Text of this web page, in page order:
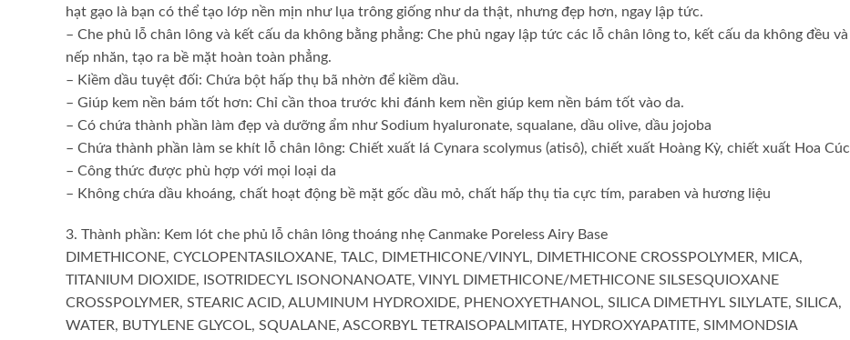
hạt gạo là bạn có thể tạo lớp nền mịn như lụa trông giống như da thật, nhưng đẹp hơn, ngay lập tức.
– Che phủ lỗ chân lông và kết cấu da không bằng phẳng: Che phủ ngay lập tức các lỗ chân lông to, kết cấu da không đều và
nếp nhăn, tạo ra bề mặt hoàn toàn phẳng.
– Kiềm dầu tuyệt đối: Chứa bột hấp thụ bã nhờn để kiềm dầu.
– Giúp kem nền bám tốt hơn: Chỉ cần thoa trước khi đánh kem nền giúp kem nền bám tốt vào da.
– Có chứa thành phần làm đẹp và dưỡng ẩm như Sodium hyaluronate, squalane, dầu olive, dầu jojoba
– Chứa thành phần làm se khít lỗ chân lông: Chiết xuất lá Cynara scolymus (atisô), chiết xuất Hoàng Kỳ, chiết xuất Hoa Cúc
– Công thức được phù hợp với mọi loại da
– Không chứa dầu khoáng, chất hoạt động bề mặt gốc dầu mỏ, chất hấp thụ tia cực tím, paraben và hương liệu
3. Thành phần: Kem lót che phủ lỗ chân lông thoáng nhẹ Canmake Poreless Airy Base
DIMETHICONE, CYCLOPENTASILOXANE, TALC, DIMETHICONE/VINYL, DIMETHICONE CROSSPOLYMER, MICA,
TITANIUM DIOXIDE, ISOTRIDECYL ISONONANOATE, VINYL DIMETHICONE/METHICONE SILSESQUIOXANE
CROSSPOLYMER, STEARIC ACID, ALUMINUM HYDROXIDE, PHENOXYETHANOL, SILICA DIMETHYL SILYLATE, SILICA,
WATER, BUTYLENE GLYCOL, SQUALANE, ASCORBYL TETRAISOPALMITATE, HYDROXYAPATITE, SIMMONDSIA